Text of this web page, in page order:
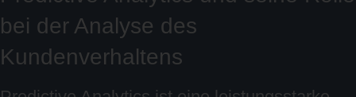
bei der Analyse des
Kundenverhaltens